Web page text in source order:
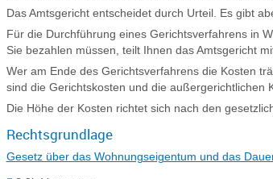
Das Amtsgericht entscheidet durch Urteil. Es gibt
Für die Durchführung eines Gerichtsverfahrens in
Sie bezahlen müssen, teilt Ihnen das Amtsgericht
Wer am Ende des Gerichtsverfahrens die Kosten
sind die Gerichtskosten und die außergerichtlichen
Die Höhe der Kosten richtet sich nach den
Rechtsgrundlage
Gesetz über das Wohnungseigentum und das